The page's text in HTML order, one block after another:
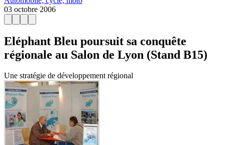
03 octobre 2006
Eléphant Bleu poursuit sa conquête
régionale au Salon de Lyon (Stand B15)
Une stratégie de développement régional